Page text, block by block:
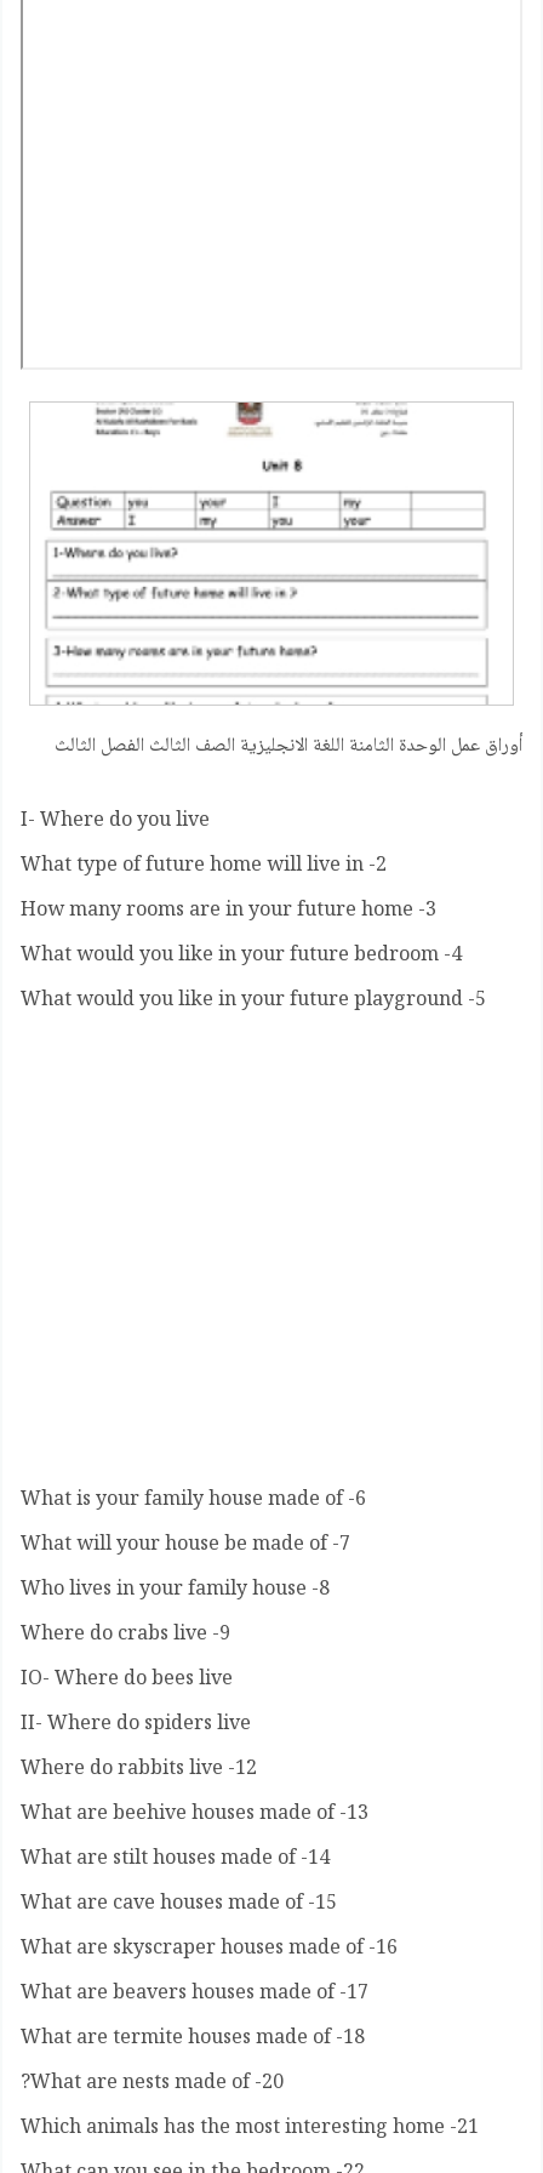
أوراق عمل الوحدة الثامنة اللغة الانجليزية الصف الثالث الفصل الثالث
I- Where do you live
2- What type of future home will live in
3- How many rooms are in your future home
4- What would you like in your future bedroom
5- What would you like in your future playground
6- What is your family house made of
7- What will your house be made of
8- Who lives in your family house
9- Where do crabs live
IO- Where do bees live
II- Where do spiders live
12- Where do rabbits live
13- What are beehive houses made of
14- What are stilt houses made of
15- What are cave houses made of
16- What are skyscraper houses made of
17- What are beavers houses made of
18- What are termite houses made of
20- What are nests made of?
21- Which animals has the most interesting home